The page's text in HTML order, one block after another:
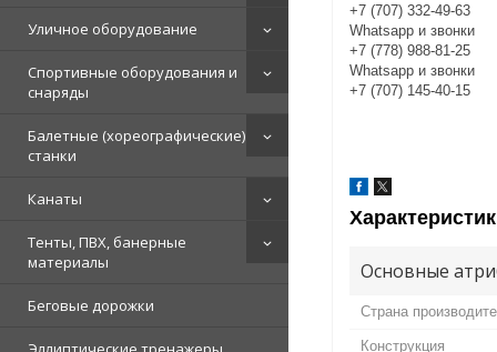
Уличное оборудование
Спортивные оборудования и
снаряды
Балетные (хореографические)
станки
Канаты
Тенты, ПВХ, банерные
материалы
Беговые дорожки
+7 (707) 332-49-63
Whatsapp и звонки
+7 (778) 988-81-25
Whatsapp и звонки
+7 (707) 145-40-15
Основные
Страна
Конструкция